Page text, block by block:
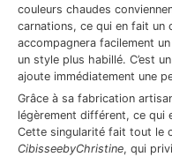
couleurs chaudes
carnations, ce qui en fait un
accompagnera facilement
un style plus habillé. C’est
ajoute immédiatement une
Grâce à sa fabrication
légèrement différent, ce qui
Cette singularité fait tout le
CibisseebyChristine, qui